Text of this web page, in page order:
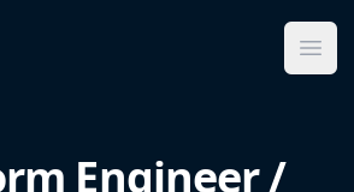
Engineer /